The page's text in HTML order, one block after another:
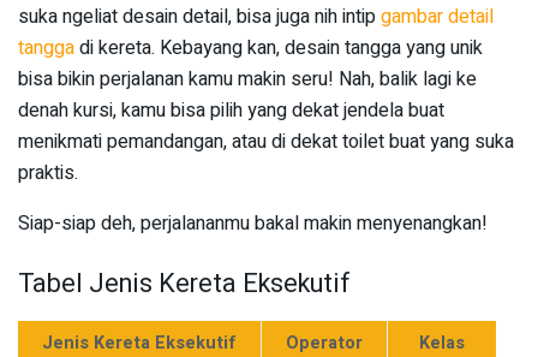
suka ngeliat desain detail, bisa juga nih intipgambar detail
tanggadi kereta. Kebayang kan, desain tangga yang unik
bisa bikin perjalanan kamu makin seru! Nah, balik lagi ke
denah kursi, kamu bisa pilih yang dekat jendela buat
menikmati pemandangan, atau di dekat toilet buat yang suka
praktis.
Siap-siap deh, perjalananmu bakal makin menyenangkan!
Tabel Jenis Kereta Eksekutif
Jenis Kereta Eksekutif Operator Kelas